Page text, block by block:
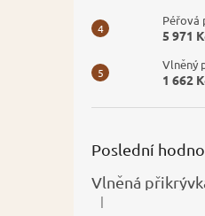
Péřová
5 971
Vlněný
1 662
Poslední
Vlněná
Hodnocení
|